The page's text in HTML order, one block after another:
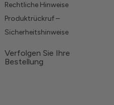
Rechtliche Hinweise
Produktrückruf –
Sicherheitshinweise
Verfolgen Sie Ihre
Bestellung